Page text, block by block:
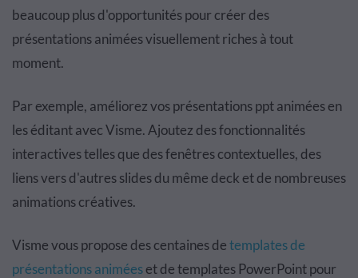
beaucoup plus d'opportunités pour créer des
présentations animées visuellement riches à tout
moment.
Par exemple, améliorez vos présentations ppt animées en
les éditant avec Visme. Ajoutez des fonctionnalités
interactives telles que des fenêtres contextuelles, des
liens vers d'autres slides du même deck et de nombreuses
animations créatives.
Visme vous propose des centaines detemplates de
présentations animéeset de templates PowerPoint pour